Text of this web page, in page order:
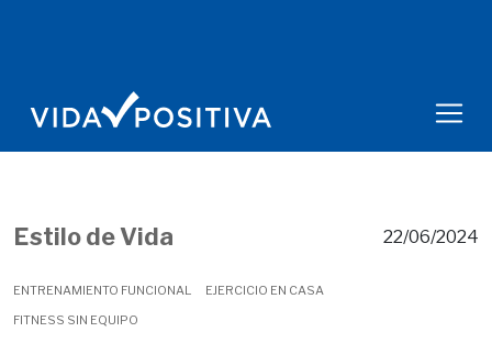
Estilo de Vida
ENTRENAMIENTO FUNCIONAL
EJERCICIO EN CASA
FITNESS SIN EQUIPO
22/06/2024